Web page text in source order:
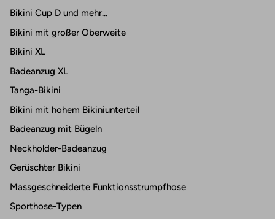
Bikini Cup D und mehr...
Bikini mit großer Oberweite
Bikini XL
Badeanzug XL
Tanga-Bikini
Bikini mit hohem Bikiniunterteil
Badeanzug mit Bügeln
Neckholder-Badeanzug
Gerüschter Bikini
Massgeschneiderte Funktionsstrumpfhose
Sporthose-Typen